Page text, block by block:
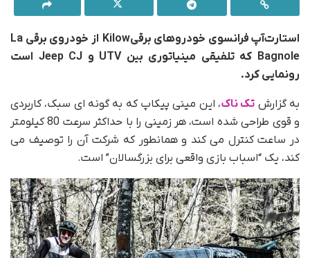
استارت‌آپ فرانسوی خودروهای برقیKilow از خودروی برقی La
Bagnole که تلفیقی مینیاتوری بین UTV و Jeep CJ است
رونمایی کرد.
به گزارش تک ناک، این مینی پیکاپ که به گونه ای سبک، کاربردی
و قوی طراحی شده است، هر زمینی را با حداکثر سرعت 80 کیلومتر
در ساعت کنترل می کند و همانطور که شرکت آن را توصیف می
کند، یک “اسباب بازی واقعی برای بزرگسالان” است.